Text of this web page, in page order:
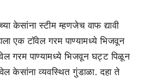
केसांना स्टीम म्हणजेच वाफ द्यावी
एक टॉवेल गरम पाण्यामध्ये भिजवून
गरम पाण्यामध्ये भिजवून घट्ट पिळून
केसांना व्यवस्थित गुंडाळा. दहा ते